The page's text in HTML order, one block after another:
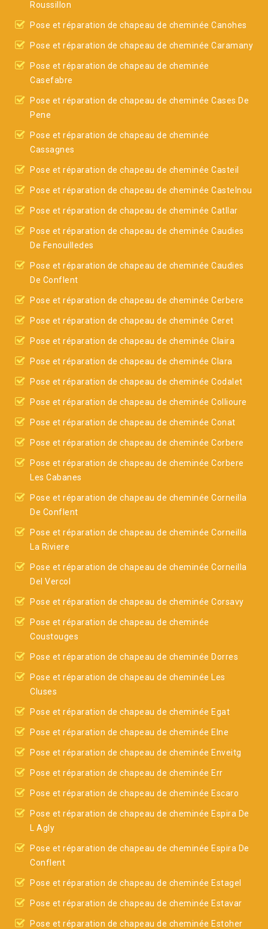
Roussillon
Pose et réparation de chapeau de cheminée Canohes
Pose et réparation de chapeau de cheminée Caramany
Pose et réparation de chapeau de cheminée
Casefabre
Pose et réparation de chapeau de cheminée Cases De
Pene
Pose et réparation de chapeau de cheminée
Cassagnes
Pose et réparation de chapeau de cheminée Casteil
Pose et réparation de chapeau de cheminée Castelnou
Pose et réparation de chapeau de cheminée Catllar
Pose et réparation de chapeau de cheminée Caudies
De Fenouilledes
Pose et réparation de chapeau de cheminée Caudies
De Conflent
Pose et réparation de chapeau de cheminée Cerbere
Pose et réparation de chapeau de cheminée Ceret
Pose et réparation de chapeau de cheminée Claira
Pose et réparation de chapeau de cheminée Clara
Pose et réparation de chapeau de cheminée Codalet
Pose et réparation de chapeau de cheminée Collioure
Pose et réparation de chapeau de cheminée Conat
Pose et réparation de chapeau de cheminée Corbere
Pose et réparation de chapeau de cheminée Corbere
Les Cabanes
Pose et réparation de chapeau de cheminée Corneilla
De Conflent
Pose et réparation de chapeau de cheminée Corneilla
La Riviere
Pose et réparation de chapeau de cheminée Corneilla
Del Vercol
Pose et réparation de chapeau de cheminée Corsavy
Pose et réparation de chapeau de cheminée
Coustouges
Pose et réparation de chapeau de cheminée Dorres
Pose et réparation de chapeau de cheminée Les
Cluses
Pose et réparation de chapeau de cheminée Egat
Pose et réparation de chapeau de cheminée Elne
Pose et réparation de chapeau de cheminée Enveitg
Pose et réparation de chapeau de cheminée Err
Pose et réparation de chapeau de cheminée Escaro
Pose et réparation de chapeau de cheminée Espira De
L Agly
Pose et réparation de chapeau de cheminée Espira De
Conflent
Pose et réparation de chapeau de cheminée Estagel
Pose et réparation de chapeau de cheminée Estavar
Pose et réparation de chapeau de cheminée Estoher